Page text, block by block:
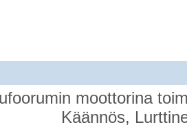
moottorina
Käännös,